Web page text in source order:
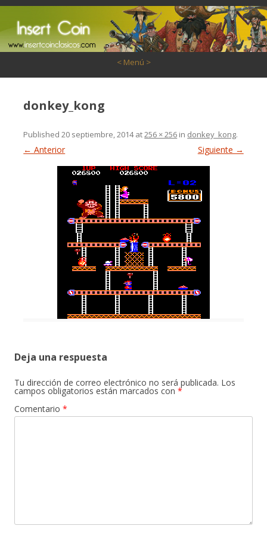
< Menú >
donkey_kong
Published20 septiembre, 2014at256 × 256 in donkey_kong.
← Anterior Siguiente →
Deja una respuesta
Tu dirección de correo electrónico no será publicada. Los
campos obligatorios están marcados con *
Comentario *